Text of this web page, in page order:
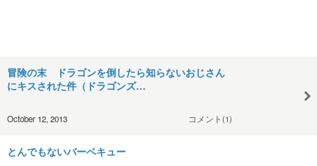
冒険の末 ドラゴンを倒したら知らないおじさん
にキスされた件（ドラゴンズ…
October 12, 2013 コメント(1)
とんでもないバーベキュー